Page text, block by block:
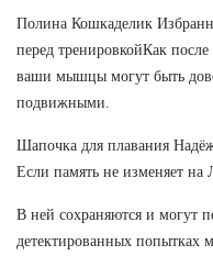
Полина Кошкаделик
перед тренировкойКак
ваши мышцы могут быть
подвижными.
Шапочка для плавания
Если память не изменяет
В ней сохраняются и могут
детектированных попытках